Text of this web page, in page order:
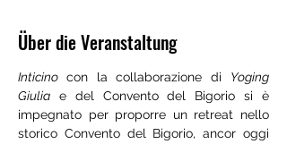
Über die Veranstaltung
Inticino con la collaborazione di Yoging
Giulia e del Convento del Bigorio si è
impegnato per proporre un retreat nello
storico Convento del Bigorio, ancor oggi